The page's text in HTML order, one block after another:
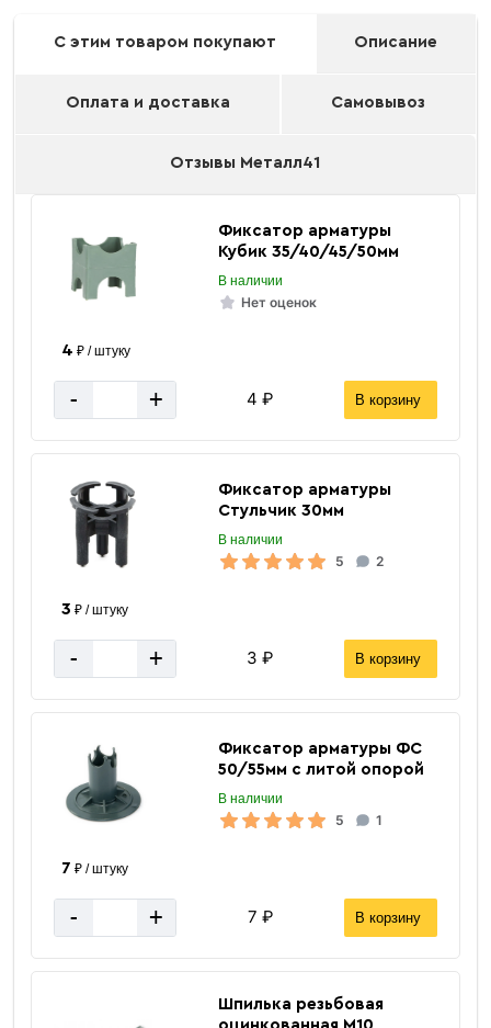
С этим товаром покупают Описание
Оплата и доставка Самовывоз
Отзывы Металл41
Фиксатор арматуры
Кубик 35/40/45/50мм
В наличии
Нет оценок
4 ₽ / штуку
- + 4 ₽ В корзину
Фиксатор арматуры
Стульчик 30мм
В наличии
5 2
3 ₽ / штуку
- + 3 ₽ В корзину
Фиксатор арматуры ФС
50/55мм с литой опорой
В наличии
5 1
7 ₽ / штуку
- + 7 ₽ В корзину
Шпилька резьбовая